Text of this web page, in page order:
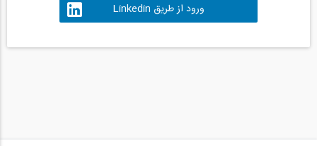
ورود از طریق Linkedin